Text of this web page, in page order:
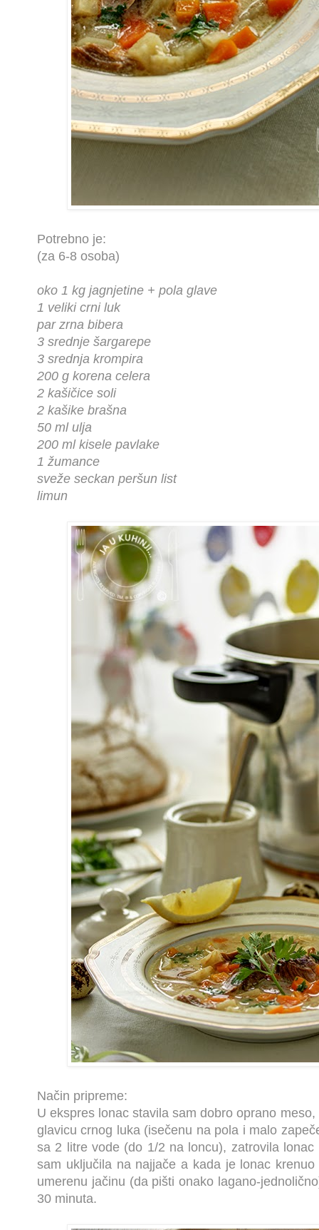
Potrebno je:
(za 6-8 osoba)
oko 1 kg jagnjetine + pola glave
1 veliki crni luk
par zrna bibera
3 srednje šargarepe
3 srednja krompira
200 g korena celera
2 kašičice soli
2 kašike brašna
50 ml ulja
200 ml kisele pavlake
1 žumance
sveže seckan peršun list
limun
Način pripreme:
U ekspres lonac stavila sam dobro oprano
glavicu crnog luka (isečenu na pola i malo
sa 2 litre vode (do 1/2 na loncu), zatrovila
sam uključila na najjače a kada je lonac
umerenu jačinu (da pišti onako lagano-
30 minuta.